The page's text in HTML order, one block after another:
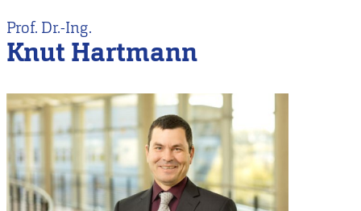
Inhalt
Prof. Dr.-Ing.
Knut Hartmann